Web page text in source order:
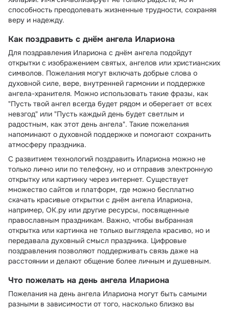
способность преодолевать жизненные трудности, сохраняя
веру и надежду.
Как поздравить с днём ангела Илариона
Для поздравления Илариона с днём ангела подойдут
открытки с изображением святых, ангелов или христианских
символов. Пожелания могут включать добрые слова о
духовной силе, вере, внутренней гармонии и поддержке
ангела-хранителя. Можно использовать такие фразы, как
"Пусть твой ангел всегда будет рядом и оберегает от всех
невзгод" или "Пусть каждый день будет светлым и
радостным, как этот день ангела". Такие пожелания
напоминают о духовной поддержке и помогают сохранить
атмосферу праздника.
С развитием технологий поздравить Илариона можно не
только лично или по телефону, но и отправив электронную
открытку или картинку через интернет. Существует
множество сайтов и платформ, где можно бесплатно
скачать красивые открытки с днём ангела Илариона,
например, ОК.ру или другие ресурсы, посвященные
православным праздникам. Важно, чтобы выбранная
открытка или картинка не только выглядела красиво, но и
передавала духовный смысл праздника. Цифровые
поздравления позволяют поддерживать связь даже на
расстоянии и делают общение более личным и душевным.
Что пожелать на день ангела Илариона
Пожелания на день ангела Илариона могут быть самыми
разными в зависимости от того, насколько близко вы